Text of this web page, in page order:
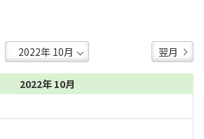
翌月
2022年 10月